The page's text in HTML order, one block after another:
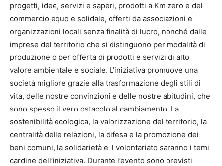
progetti, idee, servizi e saperi, prodotti a Km zero e del
commercio equo e solidale, offerti da associazioni e
organizzazioni locali senza finalità di lucro, nonché dalle
imprese del territorio che si distinguono per modalità di
produzione o per offerta di prodotti e servizi di alto
valore ambientale e sociale. L’iniziativa promuove una
società migliore grazie alla trasformazione degli stili di
vita, delle nostre convinzioni e delle nostre abitudini, che
sono spesso il vero ostacolo al cambiamento. La
sostenibilità ecologica, la valorizzazione del territorio, la
centralità delle relazioni, la difesa e la promozione dei
beni comuni, la solidarietà e il volontariato saranno i temi
cardine dell’iniziativa. Durante l’evento sono previsti